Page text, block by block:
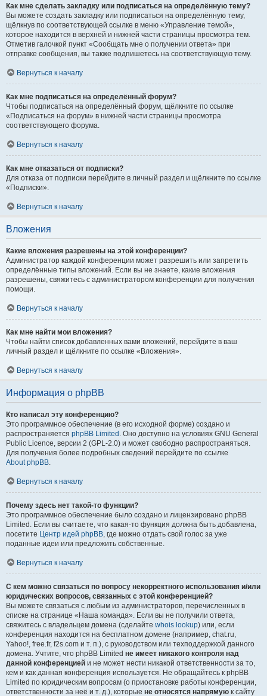
Как мне сделать закладку или подписаться на определённую тему?
Вы можете создать закладку или подписаться на определённую тему,
щёлкнув по соответствующей ссылке в меню «Управление темой»,
которое находится в верхней и нижней части страницы просмотра тем.
Отметив галочкой пункт «Сообщать мне о получении ответа» при
отправке сообщения, вы также подпишетесь на соответствующую тему.
Вернуться к началу
Как мне подписаться на определённый форум?
Чтобы подписаться на определённый форум, щёлкните по ссылке
«Подписаться на форум» в нижней части страницы просмотра
соответствующего форума.
Вернуться к началу
Как мне отказаться от подписки?
Для отказа от подписки перейдите в личный раздел и щёлкните по ссылке
«Подписки».
Вернуться к началу
Вложения
Какие вложения разрешены на этой конференции?
Администратор каждой конференции может разрешить или запретить
определённые типы вложений. Если вы не знаете, какие вложения
разрешены, свяжитесь с администратором конференции для получения
помощи.
Вернуться к началу
Как мне найти мои вложения?
Чтобы найти список добавленных вами вложений, перейдите в ваш
личный раздел и щёлкните по ссылке «Вложения».
Вернуться к началу
Информация о phpBB
Кто написал эту конференцию?
Это программное обеспечение (в его исходной форме) создано и
распространяется phpBB Limited . Оно доступно на условиях GNU General
Public Licence, версии 2 (GPL-2.0) и может свободно распространяться.
Для получения более подробных сведений перейдите по ссылке
About phpBB.
Вернуться к началу
Почему здесь нет такой-то функции?
Это программное обеспечение было создано и лицензировано phpBB
Limited. Если вы считаете, что какая-то функция должна быть добавлена,
посетите Центр идей phpBB, где можно отдать свой голос за уже
поданные идеи или предложить собственные.
Вернуться к началу
С кем можно связаться по вопросу некорректного использования и/или
юридических вопросов, связанных с этой конференцией?
Вы можете связаться с любым из администраторов, перечисленных в
списке на странице «Наша команда». Если вы не получили ответа,
свяжитесь с владельцем домена (сделайте whois lookup) или, если
конференция находится на бесплатном домене (например, chat.ru,
Yahoo!, free.fr, f2s.com и т. п.), с руководством или техподдержкой данного
домена. Учтите, что phpBB Limited не имеет никакого контроля над
данной конференцией и не может нести никакой ответственности за то,
кем и как данная конференция используется. Не обращайтесь к phpBB
Limited по юридическим вопросам (о приостановке работы конференции,
ответственности за неё и т. д.), которые не относятся напрямую к сайту